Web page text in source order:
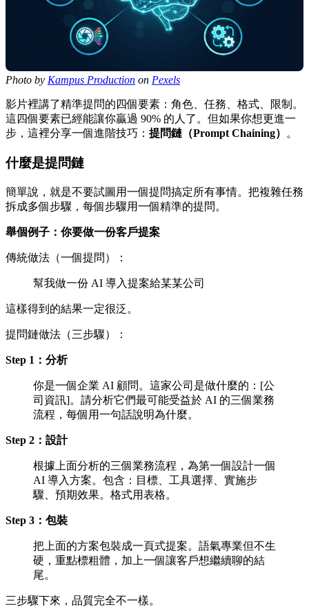
Photo by Kampus Production on Pexels
影片裡講了精準提問的四個要素：角色、任務、格式、限制。
這四個要素已經能讓你贏過 90% 的人了。但如果你想更進一
步，這裡分享一個進階技巧： 提問鏈（Prompt Chaining） 。
什麼是提問鏈
簡單說，就是不要試圖用一個提問搞定所有事情。把複雜任務
拆成多個步驟，每個步驟用一個精準的提問。
舉個例子：你要做一份客戶提案
傳統做法（一個提問）：
幫我做一份 AI 導入提案給某某公司
這樣得到的結果一定很泛。
提問鏈做法（三步驟）：
Step 1：分析
你是一個企業 AI 顧問。這家公司是做什麼的：[公
司資訊]。請分析它們最可能受益於 AI 的三個業務
流程，每個用一句話說明為什麼。
Step 2：設計
根據上面分析的三個業務流程，為第一個設計一個
AI 導入方案。包含：目標、工具選擇、實施步
驟、預期效果。格式用表格。
Step 3：包裝
把上面的方案包裝成一頁式提案。語氣專業但不生
硬，重點標粗體，加上一個讓客戶想繼續聊的結
尾。
三步驟下來，品質完全不一樣。